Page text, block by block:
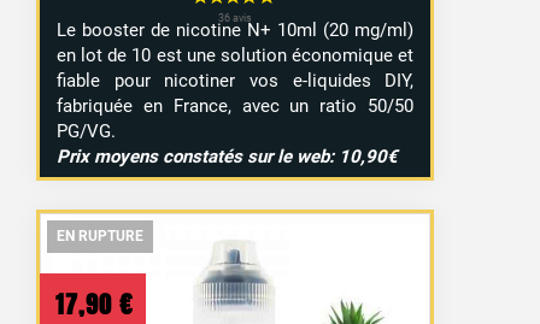
Le booster de nicotine N+ 10ml (20 mg/ml)
en lot de 10 est une solution économique et
fiable pour nicotiner vos e-liquides DIY,
fabriquée en France, avec un ratio 50/50
PG/VG.
Prix moyens constatés sur le web: 10,90€
EN RUPTURE
EN RUPTURE
17,90 €
EN RUPTURE